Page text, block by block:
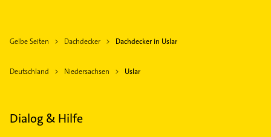
Gelbe Seiten Dachdecker Dachdecker in Uslar
Deutschland Niedersachsen Uslar
Dialog & Hilfe